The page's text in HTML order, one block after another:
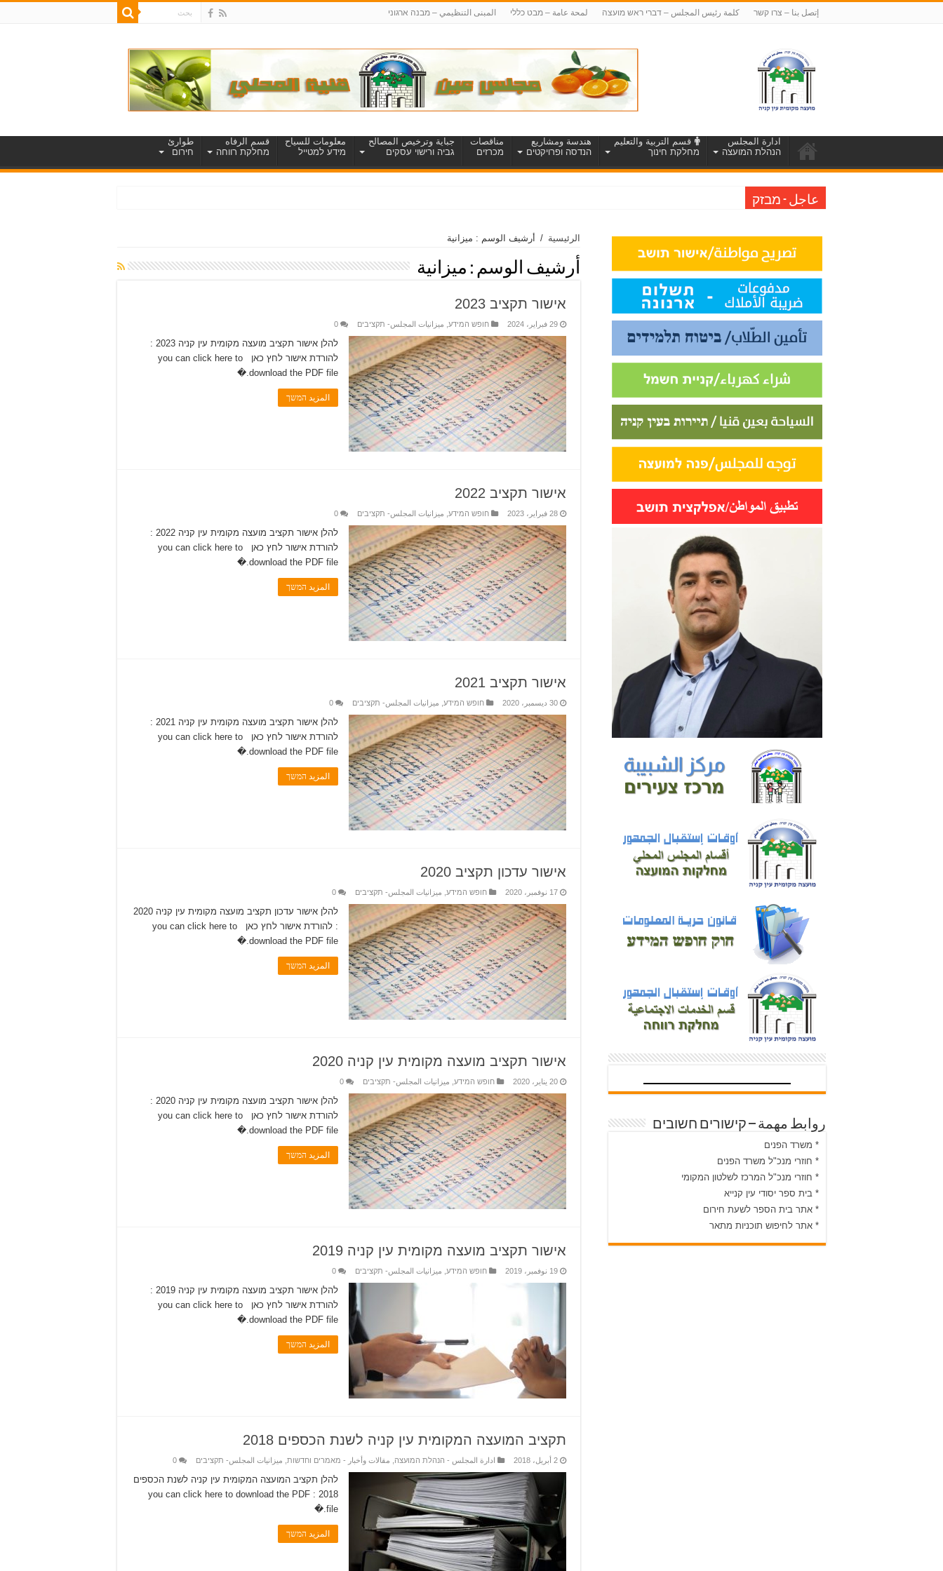
إتصل بنا – צרו קשר كلمة رئيس المجلس – דברי ראש מועצה لمحة عامة – מבט כללי المبنى التنظيمي – מבנה ארגוני
ادارة المجلس
הנהלת המועצה
قسم التربية والتعليم
מחלקת חינוך
هندسة ومشاريع
הנדסה ופרויקטים
مناقصات
מכרזים
جباية وترخيص المصالح
גביה ורישוי עסקים
معلومات للسياح
מידע למטייל
قسم الرفاه
מחלקת רווחה
طوارئ
חירום
عاجل - מבזק
الرئيسية / أرشيف الوسم : ميزانية
أرشيف الوسم : ميزانية
אישור תקציב 2023
29 فبراير، 2024 חופש המידע ميزانيات المجلس- תקציבים 0
להלן אישור תקציב מועצה מקומית עין קניה 2023 :
להורדת אישור לחץ כאן you can click here to
download the PDF file.�
المزيد המשך
אישור תקציב 2022
28 فبراير، 2023 חופש המידע ميزانيات المجلس- תקציבים 0
להלן אישור תקציב מועצה מקומית עין קניה 2022 :
להורדת אישור לחץ כאן you can click here to
download the PDF file.�
المزيد המשך
אישור תקציב 2021
30 ديسمبر، 2020 חופש המידע ميزانيات المجلس- תקציבים 0
להלן אישור תקציב מועצה מקומית עין קניה 2021 :
להורדת אישור לחץ כאן you can click here to
download the PDF file.�
المزيد המשך
אישור עדכון תקציב 2020
17 نوفمبر، 2020 חופש המידע ميزانيات المجلس- תקציבים 0
להלן אישור עדכון תקציב מועצה מקומית עין קניה 2020
: להורדת אישור לחץ כאן you can click here to
download the PDF file.�
المزيد המשך
אישור תקציב מועצה מקומית עין קניה 2020
20 يناير، 2020 חופש המידע ميزانيات المجلس- תקציבים 0
להלן אישור תקציב מועצה מקומית עין קניה 2020 :
להורדת אישור לחץ כאן you can click here to
download the PDF file.�
المزيد המשך
אישור תקציב מועצה מקומית עין קניה 2019
19 نوفمبر، 2019 חופש המידע ميزانيات المجلس- תקציבים 0
להלן אישור תקציב מועצה מקומית עין קניה 2019 :
להורדת אישור לחץ כאן you can click here to
download the PDF file.�
المزيد המשך
תקציב המועצה המקומית עין קניה לשנת הכספים 2018
2 أبريل، 2018 ادارة المجلس - הנהלת המועצה مقالات وأخبار - מאמרים וחדשות ميزانيات المجلس- תקציבים 0
להלן תקציב המועצה המקומית עין קניה לשנת הכספים
2018 : you can click here to download the PDF
file.�
المزيد המשך
روابط مهمة – קישורים חשובים
* משרד הפנים
* חוזרי מנכ"ל משרד הפנים
* חוזרי מנכ"ל המרכז לשלטון המקומי
* בית ספר יסודי עין קנייא
* אתר בית הספר לשעת חירום
* אתר לחיפוש תוכניות מתאר